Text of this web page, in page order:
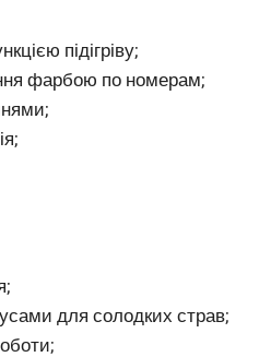
підігріву;
фарбою по номерам;
для солодких страв;